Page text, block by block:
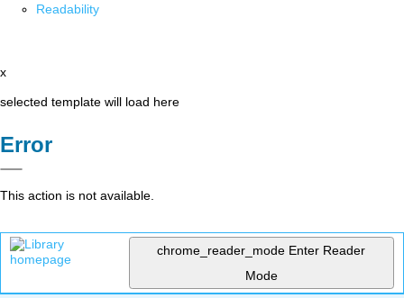
Readability
x
selected template will load here
Error
This action is not available.
chrome_reader_mode Enter Reader
Mode